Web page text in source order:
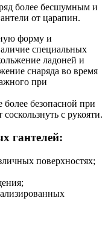
более бесшумным и
от царапин.
форму и
специальных
ладоней и
снаряда во время
при
безопасной при
с рукояти.
гантелей:
поверхностях;